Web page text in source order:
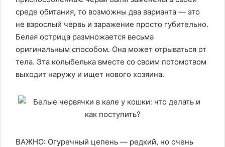
среде обитания, то возможны два варианта — это
не взрослый червь и заражение просто губительно.
Белая острица размножается весьма
оригинальным способом. Она может отрываться от
тела. Эта колыбелька вместе со своим потомством
выходит наружу и ищет нового хозяина.
ВАЖНО: Огуречный цепень — редкий, но очень